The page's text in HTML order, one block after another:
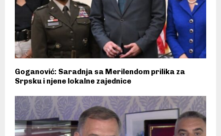
Goganović: Saradnja sa Merilendom prilika za
Srpsku i njene lokalne zajednice